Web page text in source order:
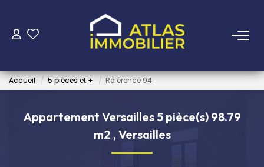
LOUER
ESTIMER
Accueil 5 pièces et + Référence 94
Appartement Versailles 5 pièce(s) 98.79
m2 , Versailles